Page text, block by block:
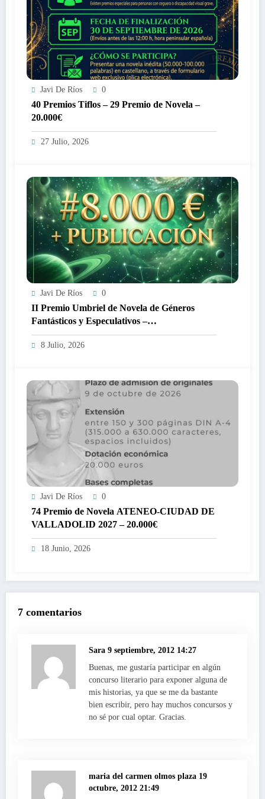
Javi De Ríos 0
40 Premios Tiflos – 29 Premio de Novela –
20.000€
27 Julio, 2026
Javi De Ríos 0
II Premio Umbriel de Novela de Géneros
Fantásticos y Especulativos –
#residentesEspaña 8.000€
8 Julio, 2026
Javi De Ríos 0
74 Premio de Novela ATENEO-CIUDAD DE
VALLADOLID 2027 – 20.000€
18 Junio, 2026
7 comentarios
Sara 9 septiembre, 2012 14:27
Buenas, me gustaría participar en algún
concurso literario para exponer alguna de
mis historias, ya que se me da bastante
bien escribir, pero hay muchos concursos y
no sé por cual optar. Gracias.
maria del carmen olmos plaza 19
octubre, 2012 21:49